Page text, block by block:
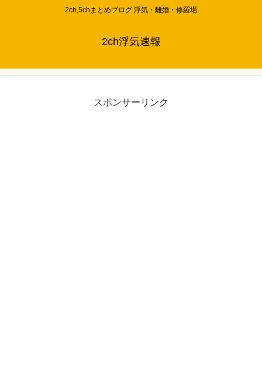
2ch,5chまとめブログ 浮気・離婚・修羅場
2ch浮気速報
スポンサーリンク